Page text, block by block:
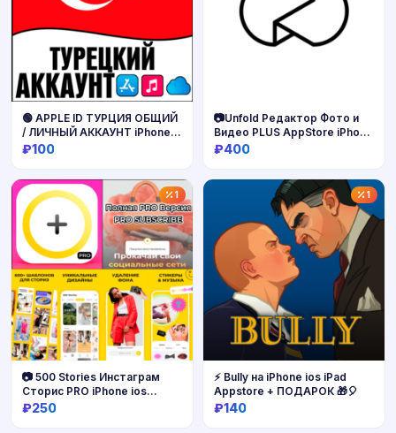
Купить
🟢 APPLE ID ТУРЦИЯ ОБЩИЙ
/ ЛИЧНЫЙ АККАУНТ iPhone
ios AppStore TR ТУРЕЦКИЙ
₽100
Купить
📷Unfold Редактор Фото и
Видео PLUS AppStore iPhone
ios
₽400
1
📷 500 Stories Инстаграм
Cторис PRO iPhone ios
AppStore
₽250
1
⚡️ Bully на iPhone ios iPad
Appstore + ПОДАРОК 🎁🎈
₽140